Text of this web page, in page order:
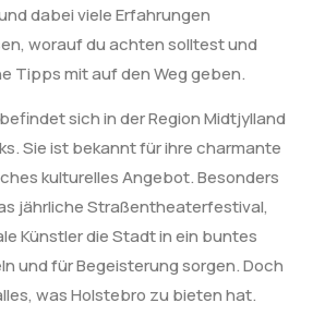
dabei viele Erfahrungen
worauf du achten solltest und
Tipps mit auf den Weg geben.
sich in der Region Midtjylland
Sie ist bekannt für ihre charmante
kulturelles Angebot. Besonders
jährliche Straßentheaterfestival,
Künstler die Stadt in ein buntes
und für Begeisterung sorgen. Doch
was Holstebro zu bieten hat.